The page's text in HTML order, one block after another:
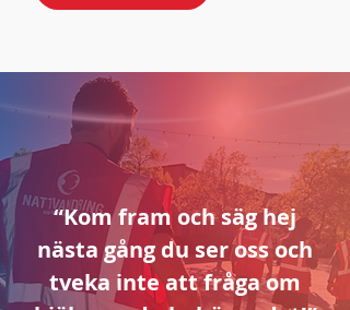
“Kom fram och säg hej
nästa gång du ser oss och
tveka inte att fråga om